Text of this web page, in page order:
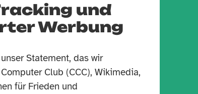
und
Werbung
Statement, das wir
Club (CCC), Wikimedia,
für Frieden und